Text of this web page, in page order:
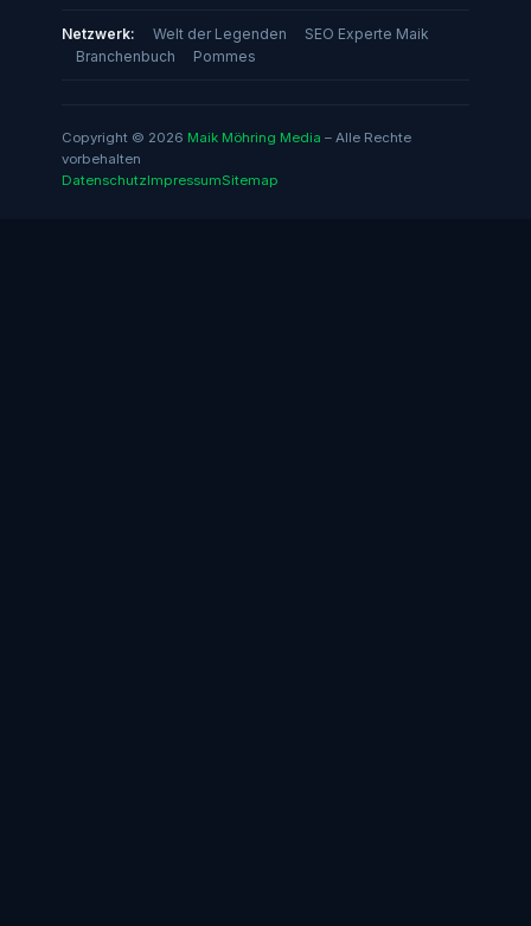
Netzwerk: Welt der Legenden
SEO Experte Maik
Branchenbuch
Pommes
Copyright © 2026 Maik Möhring Media – Alle Rechte
vorbehalten
DatenschutzImpressumSitemap